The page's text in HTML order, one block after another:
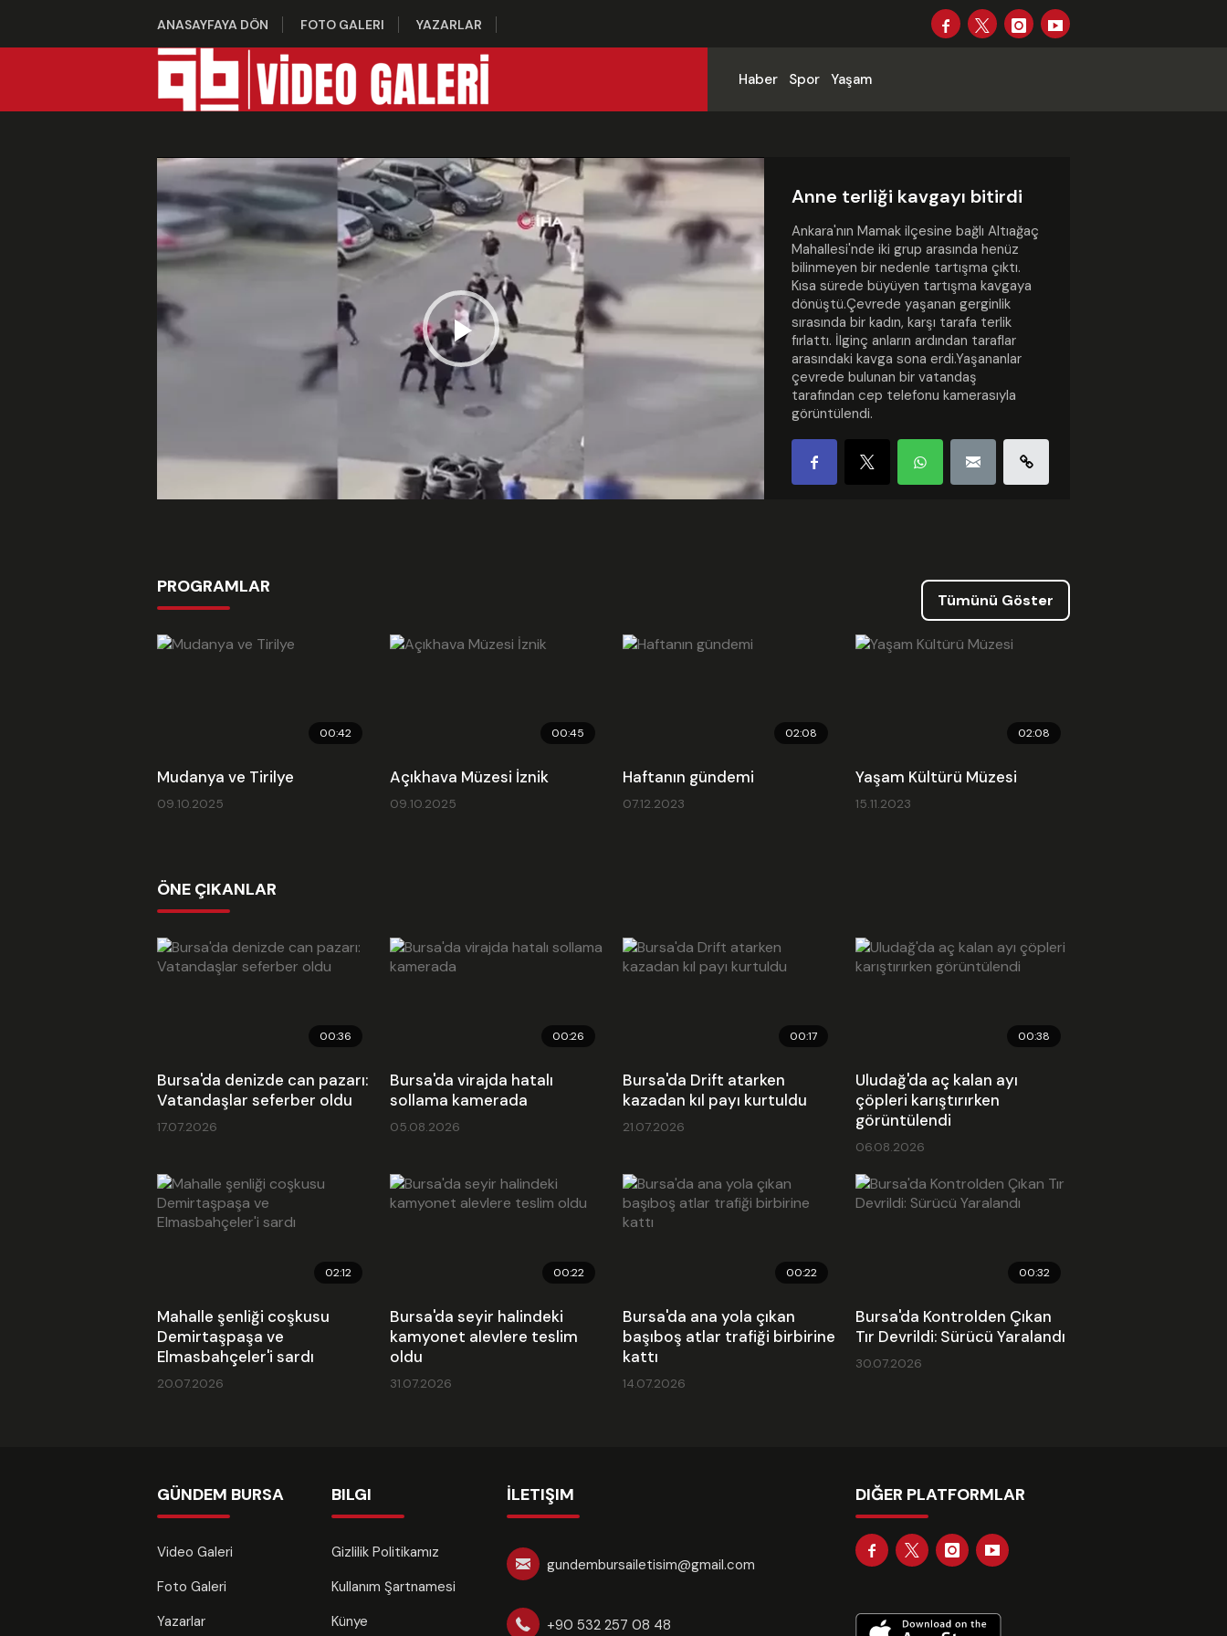
ANASAYFAYA DÖN FOTO GALERI YAZARLAR
Haber Spor Yaşam
Play
Video
Anne terliği kavgayı bitirdi
Ankara'nın Mamak ilçesine bağlı Altıağaç
Mahallesi'nde iki grup arasında henüz
bilinmeyen bir nedenle tartışma çıktı.
Kısa sürede büyüyen tartışma kavgaya
dönüştü.Çevrede yaşanan gerginlik
sırasında bir kadın, karşı tarafa terlik
fırlattı. İlginç anların ardından taraflar
arasındaki kavga sona erdi.Yaşananlar
çevrede bulunan bir vatandaş
tarafından cep telefonu kamerasıyla
görüntülendi.
Kategori :
Eklenme: 2026.05.11 17:22
Son Güncellenme: 2026.05.11 17:23
PROGRAMLAR
Tümünü Göster
00:42
Mudanya ve Tirilye
09.10.2025
00:45
Açıkhava Müzesi İznik
09.10.2025
02:08
Haftanın gündemi
07.12.2023
02:08
Yaşam Kültürü Müzesi
15.11.2023
ÖNE ÇIKANLAR
00:36
Bursa'da denizde can pazarı:
Vatandaşlar seferber oldu
17.07.2026
00:26
Bursa'da virajda hatalı
sollama kamerada
05.08.2026
00:17
Bursa'da Drift atarken
kazadan kıl payı kurtuldu
21.07.2026
00:38
Uludağ'da aç kalan ayı
çöpleri karıştırırken
görüntülendi
06.08.2026
02:12
Mahalle şenliği coşkusu
Demirtaşpaşa ve
Elmasbahçeler'i sardı
20.07.2026
00:22
Bursa'da seyir halindeki
kamyonet alevlere teslim
oldu
31.07.2026
00:22
Bursa'da ana yola çıkan
başıboş atlar trafiği birbirine
kattı
14.07.2026
00:32
Bursa'da Kontrolden Çıkan
Tır Devrildi: Sürücü Yaralandı
30.07.2026
GÜNDEM BURSA
Video Galeri
Foto Galeri
Yazarlar
BILGI
Gizlilik Politikamız
Kullanım Şartnamesi
Künye
İLETIŞIM
gundembursailetisim@gmail.com
+90 532 257 08 48
DIĞER PLATFORMLAR